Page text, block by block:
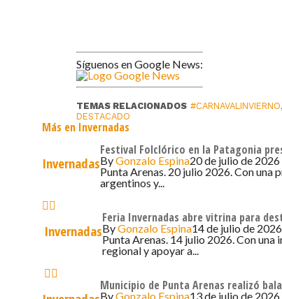
Síguenos en Google News:
TEMAS RELACIONADOS #CARNAVALINVIERNO
DESTACADO
Más en Invernadas
Invernadas
Festival Folclórico en la Patagonia
ByGonzalo Espina20 de julio de
Punta Arenas. 20 julio 2026. Con una
argentinos y...
Invernadas
Feria Invernadas abre vitrina para
ByGonzalo Espina14 de julio de
Punta Arenas. 14 julio 2026. Con
regional y apoyar a...
Municipio de Punta Arenas realizó
ByGonzalo Espina13 de julio de